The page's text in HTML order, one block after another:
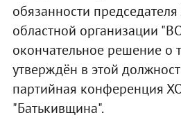
обязанности
областной организации
окончательное решение о
утверждён в этой
партийная конференция
"Батькивщина".